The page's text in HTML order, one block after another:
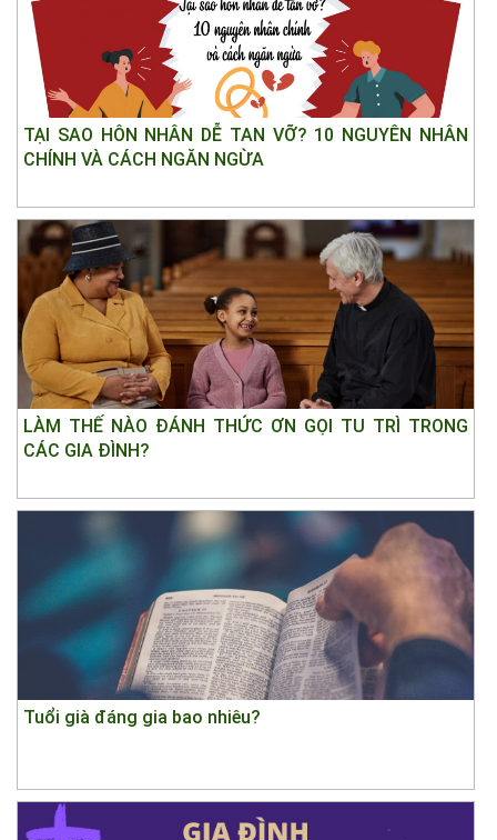
TẠI SAO HÔN NHÂN DỄ TAN VỠ? 10 NGUYÊN NHÂN
CHÍNH VÀ CÁCH NGĂN NGỪA
LÀM THẾ NÀO ĐÁNH THỨC ƠN GỌI TU TRÌ TRONG
CÁC GIA ĐÌNH?
Tuổi già đáng gia bao nhiêu?